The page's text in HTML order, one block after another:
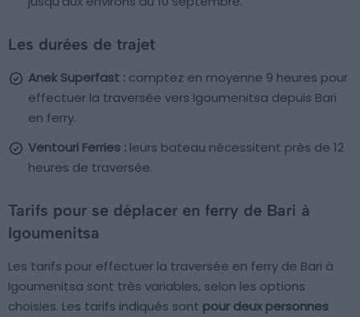
Les durées de trajet
Anek Superfast : comptez en moyenne 9 heures pour
effectuer la traversée vers Igoumenitsa depuis Bari
en ferry.
Ventouri Ferries : leurs bateau nécessitent près de 12
heures de traversée.
Tarifs pour se déplacer en ferry de Bari à
Igoumenitsa
Les tarifs pour effectuer la traversée en ferry de Bari à
Igoumenitsa sont très variables, selon les options
choisies. Les tarifs indiqués sont pour deux personnes